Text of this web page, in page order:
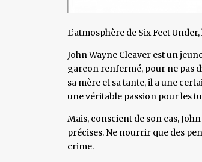
L’atmosphère de Six Feet
John Wayne Cleaver est un
garçon renfermé, pour ne pas
sa mère et sa tante, il a une
une véritable passion pour les
Mais, conscient de son cas,
précises. Ne nourrir que des
crime.